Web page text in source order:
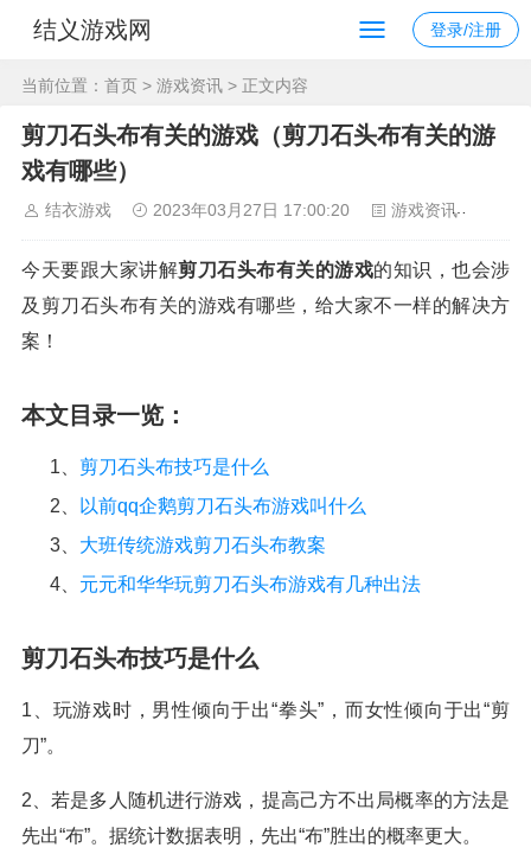
结义游戏网 登录/注册
当前位置： 首页 > 游戏资讯 > 正文内容
剪刀石头布有关的游戏（剪刀石头布有关的游
戏有哪些）
结衣游戏 2023年03月27日 17:00:20 游戏资讯
今天要跟大家讲解剪刀石头布有关的游戏的知识，也会涉
及剪刀石头布有关的游戏有哪些，给大家不一样的解决方
案！
本文目录一览：
1、 剪刀石头布技巧是什么
2、
以前qq企鹅剪刀石头布游戏叫什么
3、 大班传统游戏剪刀石头布教案
4、 元元和华华玩剪刀石头布游戏有几种出法
剪刀石头布技巧是什么
1、玩游戏时，男性倾向于出“拳头”，而女性倾向于出“剪
刀”。
2、若是多人随机进行游戏，提高己方不出局概率的方法是
先出“布”。据统计数据表明，先出“布”胜出的概率更大。